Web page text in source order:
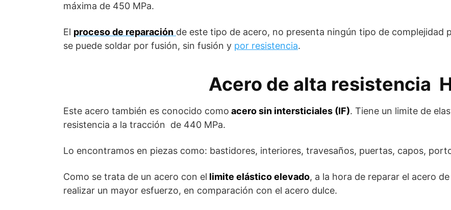
máxima de 450 MPa.
El proceso de reparación de este tipo de acero, no presenta ningún tipo de complejidad
se puede soldar por fusión, sin fusión y por resistencia.
Acero de alta resistencia
Este acero también es conocido como acero sin intersticiales (IF). Tiene un limite de
resistencia a la tracción de 440 MPa.
Lo encontramos en piezas como: bastidores, interiores, travesaños, puertas, capos,
Como se trata de un acero con el limite elástico elevado, a la hora de reparar el acero
realizar un mayor esfuerzo, en comparación con el acero dulce.